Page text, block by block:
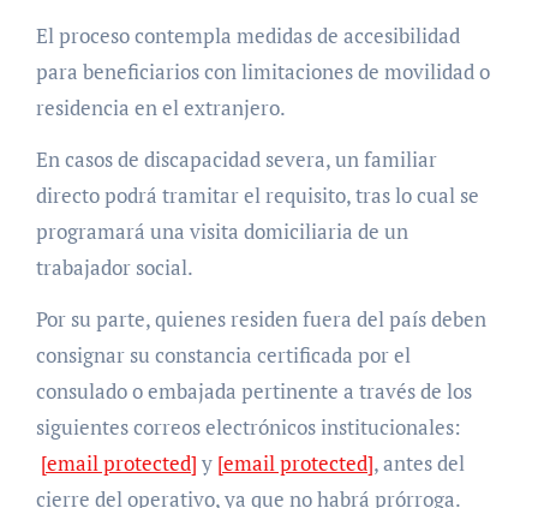
​El proceso contempla medidas de accesibilidad
para beneficiarios con limitaciones de movilidad o
residencia en el extranjero.
En casos de discapacidad severa, un familiar
directo podrá tramitar el requisito, tras lo cual se
programará una visita domiciliaria de un
trabajador social.
Por su parte, quienes residen fuera del país deben
consignar su constancia certificada por el
consulado o embajada pertinente a través de los
siguientes correos electrónicos institucionales:
[email protected] y [email protected], antes del
cierre del operativo, ya que no habrá prórroga.